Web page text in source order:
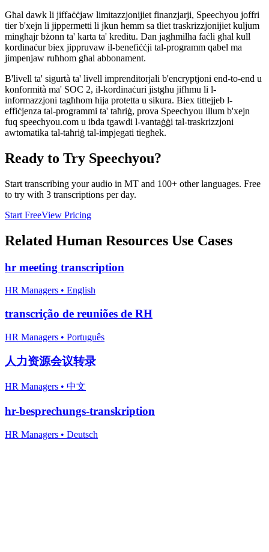
Għal dawk li jiffaċċjaw limitazzjonijiet finanzjarji, Speechyou joffri
tier b'xejn li jippermetti li jkun hemm sa tliet traskrizzjonijiet kuljum
mingħajr bżonn ta' karta ta' kreditu. Dan jagħmilha faċli għal kull
kordinaċur biex jippruvaw il-benefiċċji tal-programm qabel ma
jimpenjaw ruħhom għal abbonament.
B'livell ta' sigurtà ta' livell imprenditorjali b'encryptjoni end-to-end u
konformità ma' SOC 2, il-kordinaċuri jistgħu jifhmu li l-
informazzjoni tagħhom hija protetta u sikura. Biex tittejjeb l-
effiċjenza tal-programmi ta' taħriġ, prova Speechyou illum b'xejn
fuq speechyou.com u ibda tgawdi l-vantaġġi tal-traskrizzjoni
awtomatika tal-taħriġ tal-impjegati tiegħek.
Ready to Try Speechyou?
Start transcribing your audio in MT and 100+ other languages. Free
to try with 3 transcriptions per day.
Start FreeView Pricing
Related Human Resources Use Cases
hr meeting transcription
HR Managers • English
transcrição de reuniões de RH
HR Managers • Português
人力资源会议转录
HR Managers • 中文
hr-besprechungs-transkription
HR Managers • Deutsch